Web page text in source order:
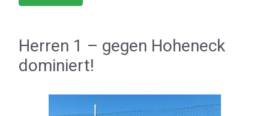
Herren 1 – gegen Hoheneck
dominiert!